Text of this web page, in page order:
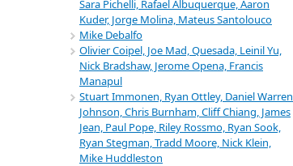
Sara Pichelli, Rafael Albuquerque, Aaron
Kuder, Jorge Molina, Mateus Santolouco
Mike Debalfo
Olivier Coipel, Joe Mad, Quesada, Leinil Yu,
Nick Bradshaw, Jerome Opena, Francis
Manapul
Stuart Immonen, Ryan Ottley, Daniel Warren
Johnson, Chris Burnham, Cliff Chiang, James
Jean, Paul Pope, Riley Rossmo, Ryan Sook,
Ryan Stegman, Tradd Moore, Nick Klein,
Mike Huddleston